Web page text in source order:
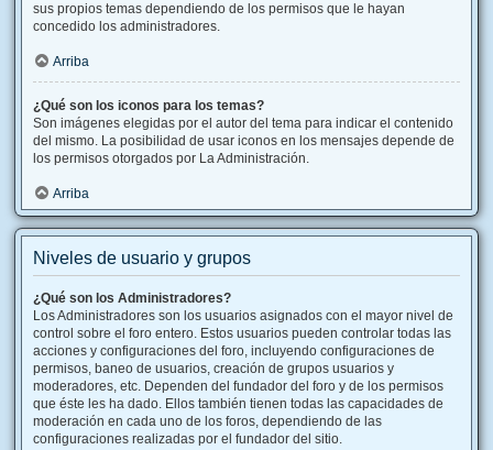
sus propios temas dependiendo de los permisos que le hayan
concedido los administradores.
Arriba
¿Qué son los iconos para los temas?
Son imágenes elegidas por el autor del tema para indicar el contenido
del mismo. La posibilidad de usar iconos en los mensajes depende de
los permisos otorgados por La Administración.
Arriba
Niveles de usuario y grupos
¿Qué son los Administradores?
Los Administradores son los usuarios asignados con el mayor nivel de
control sobre el foro entero. Estos usuarios pueden controlar todas las
acciones y configuraciones del foro, incluyendo configuraciones de
permisos, baneo de usuarios, creación de grupos usuarios y
moderadores, etc. Dependen del fundador del foro y de los permisos
que éste les ha dado. Ellos también tienen todas las capacidades de
moderación en cada uno de los foros, dependiendo de las
configuraciones realizadas por el fundador del sitio.